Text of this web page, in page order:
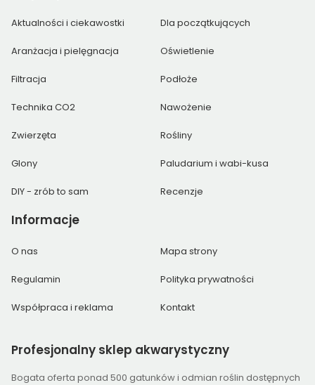
Aktualności i ciekawostki Dla początkujących
Aranżacja i pielęgnacja Oświetlenie
Filtracja Podłoże
Technika CO2 Nawożenie
Zwierzęta Rośliny
Glony Paludarium i wabi-kusa
DIY - zrób to sam Recenzje
Informacje
O nas Mapa strony
Regulamin Polityka prywatności
Współpraca i reklama Kontakt
Profesjonalny sklep akwarystyczny
Bogata oferta ponad 500 gatunków i odmian roślin dostępnych